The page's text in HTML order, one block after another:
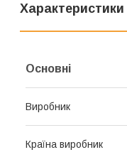
Характеристики
Основні
Виробник
Країна виробник